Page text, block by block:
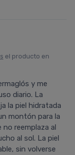
el producto en
y me
diario. La
la piel hidratada
montón para la
reemplaza al
al sol. La piel
sin volverse